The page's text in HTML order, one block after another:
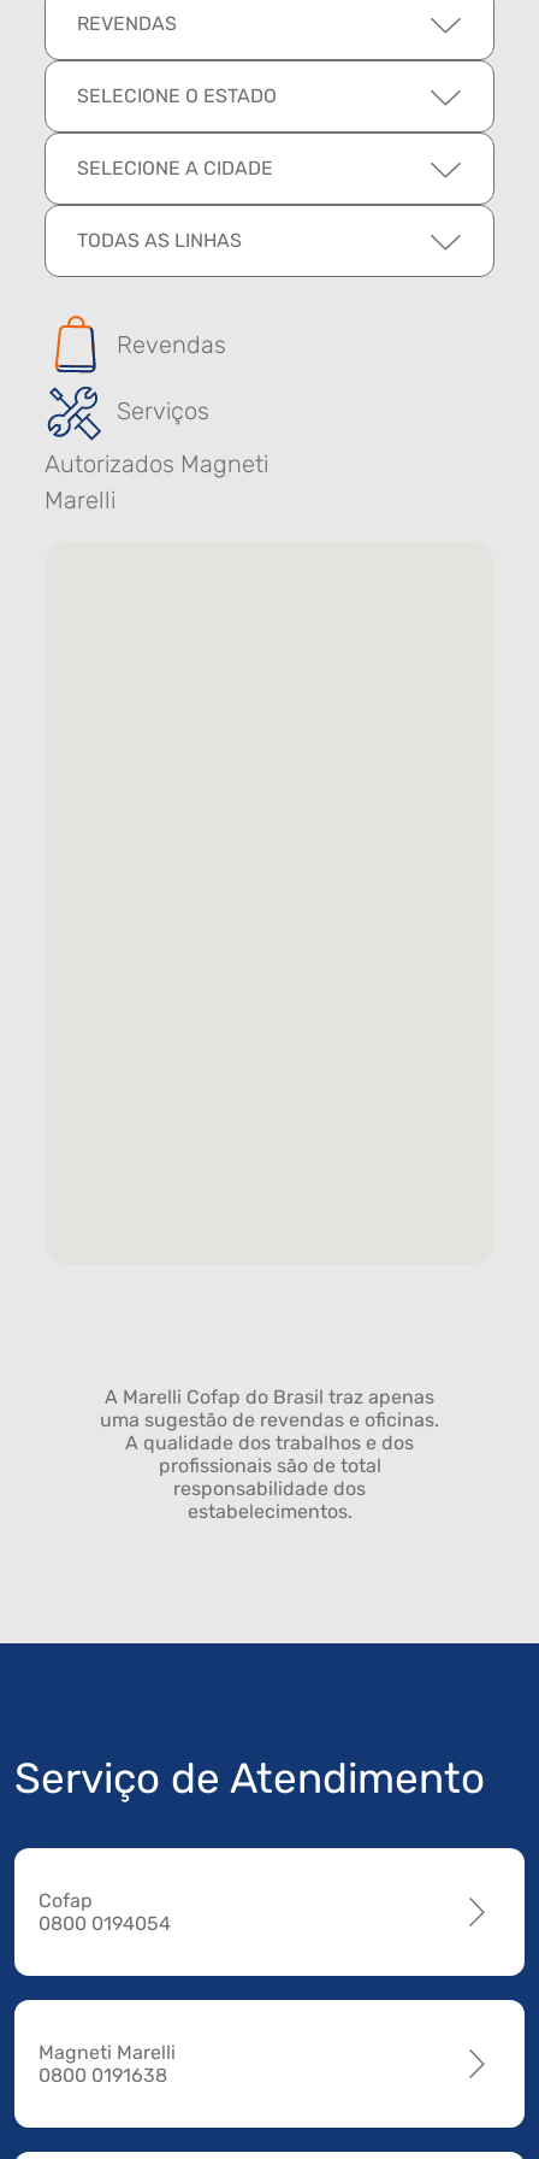
REVENDAS
SELECIONE O ESTADO
SELECIONE A CIDADE
TODAS AS LINHAS
Revendas
Serviços
Autorizados Magneti
Marelli
A Marelli Cofap do Brasil traz apenas
uma sugestão de revendas e oficinas.
A qualidade dos trabalhos e dos
profissionais são de total
responsabilidade dos
estabelecimentos.
Serviço de Atendimento
Cofap
0800 0194054
Magneti Marelli
0800 0191638